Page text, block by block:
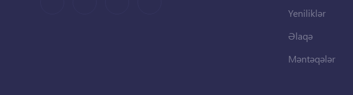
Yeniliklər
Əlaqə
Məntəqələr